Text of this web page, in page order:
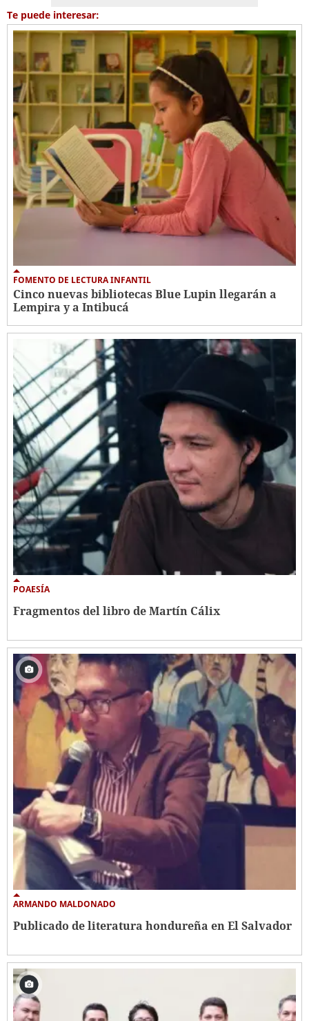
Te puede interesar:
FOMENTO DE LECTURA INFANTIL
Cinco nuevas bibliotecas Blue Lupin llegarán a
Lempira y a Intibucá
POAESÍA
Fragmentos del libro de Martín Cálix
ARMANDO MALDONADO
Publicado de literatura hondureña en El Salvador